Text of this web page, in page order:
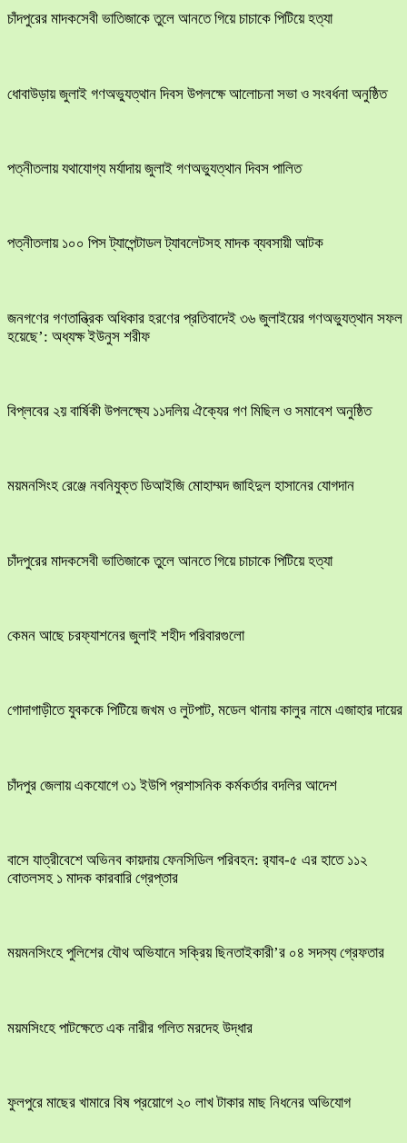
চাঁদপুরের মাদকসেবী ভাতিজাকে তুলে আনতে গিয়ে চাচাকে পিটিয়ে হত্যা
ধোবাউড়ায় জুলাই গণঅভ্যুত্থান দিবস উপলক্ষে আলোচনা সভা ও সংবর্ধনা অনুষ্ঠিত
পত্নীতলায় যথাযোগ্য মর্যাদায় জুলাই গণঅভ্যুত্থান দিবস পালিত
পত্নীতলায় ১০০ পিস ট্যাপেন্টাডল ট্যাবলেটসহ মাদক ব্যবসায়ী আটক
জনগণের গণতান্ত্রিক অধিকার হরণের প্রতিবাদেই ৩৬ জুলাইয়ের গণঅভ্যুত্থান সফল
হয়েছে’: অধ্যক্ষ ইউনুস শরীফ
বিপ্লবের ২য় বার্ষিকী উপলক্ষ্যে ১১দলিয় ঐক্যের গণ মিছিল ও সমাবেশ অনুষ্ঠিত
ময়মনসিংহ রেঞ্জে নবনিযুক্ত ডিআইজি মোহাম্মদ জাহিদুল হাসানের যোগদান
চাঁদপুরের মাদকসেবী ভাতিজাকে তুলে আনতে গিয়ে চাচাকে পিটিয়ে হত্যা
কেমন আছে চরফ্যাশনের জুলাই শহীদ পরিবারগুলো
​গোদাগাড়ীতে যুবককে পিটিয়ে জখম ও লুটপাট, মডেল থানায় কালুর নামে এজাহার দায়ের
চাঁদপুর জেলায় একযোগে ৩১ ইউপি প্রশাসনিক কর্মকর্তার বদলির আদেশ
বাসে যাত্রীবেশে অভিনব কায়দায় ফেনসিডিল পরিবহন: র‍্যাব-৫ এর হাতে ১১২
বোতলসহ ১ মাদক কারবারি গ্রেপ্তার
ময়মনসিংহে পুলিশের যৌথ অভিযানে সক্রিয় ছিনতাইকারী’র ০৪ সদস্য গ্রেফতার
ময়মসিংহে পাটক্ষেতে এক নারীর গলিত মরদেহ উদ্ধার
ফুলপুরে মাছের খামারে বিষ প্রয়োগে ২০ লাখ টাকার মাছ নিধনের অভিযোগ